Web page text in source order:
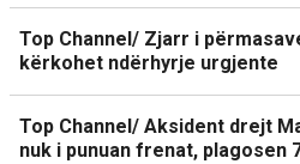
Top Channel/ Zjarr i
kërkohet ndërhyrje urgjente
Top Channel/ Aksident drejt
nuk i punuan frenat, plagosen